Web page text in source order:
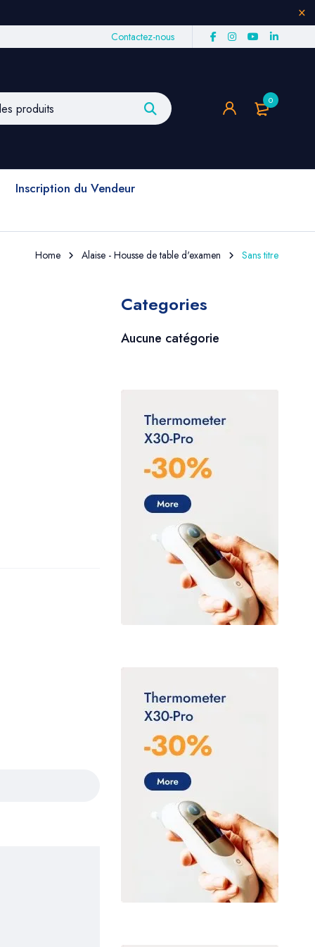
Contactez-nous
0
Inscription du Vendeur
Home Alaise - Housse de table d'examen Sans titre
Categories
Aucune catégorie